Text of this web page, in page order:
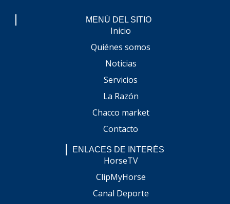
MENÚ DEL SITIO
Inicio
Quiénes somos
Noticias
Servicios
La Razón
Chacco market
Contacto
ENLACES DE INTERÉS
HorseTV
ClipMyHorse
Canal Deporte